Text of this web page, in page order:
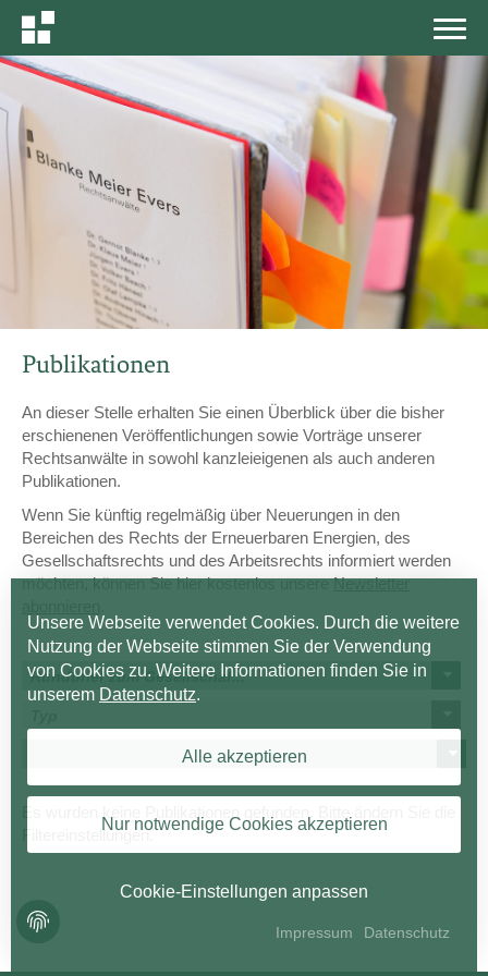
Publikationen
An dieser Stelle erhalten Sie einen Überblick über die bisher
erschienenen Veröffentlichungen sowie Vorträge unserer
Rechtsanwälte in sowohl kanzleieigenen als auch anderen
Publikationen.
Wenn Sie künftig regelmäßig über Neuerungen in den
Bereichen des Rechts der Erneuerbaren Energien, des
Gesellschaftsrechts und des Arbeitsrechts informiert werden
möchten, können Sie hier kostenlos unsereNewsletter
Rundbrief zum Gesellschaf...
Filtereinstellungen.
Unsere Webseite verwendet Cookies. Durch die weitere
Nutzung der Webseite stimmen Sie der Verwendung
von Cookies zu. Weitere Informationen finden Sie in
unserem Datenschutz.
Alle akzeptieren
Nur notwendige Cookies akzeptieren
Cookie-Einstellungen anpassen
Impressum Datenschutz